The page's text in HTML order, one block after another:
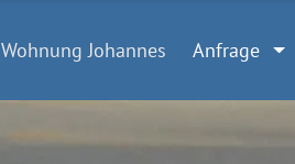
Wohnung Johannes Anfrage